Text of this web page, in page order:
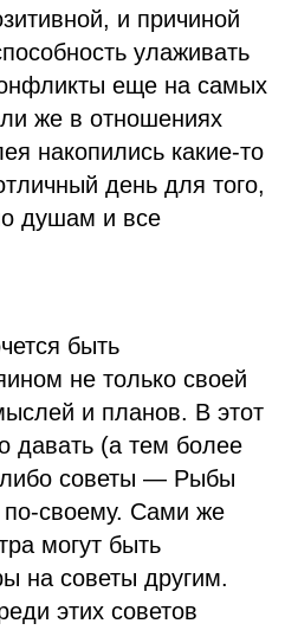
и причиной
улаживать
еще на самых
же в отношениях
накопились какие-то
день для того,
душам и все
быть
не только своей
и планов. В этот
давать (а тем более
либо советы — Рыбы
своему. Сами же
могут быть
на советы другим.
этих советов